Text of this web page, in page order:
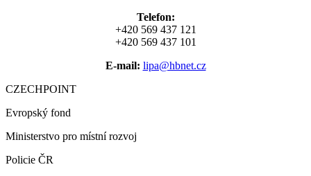
Telefon:
+420 569 437 121
+420 569 437 101
E-mail: lipa@hbnet.cz
CZECHPOINT
Evropský fond
Ministerstvo pro místní rozvoj
Policie ČR